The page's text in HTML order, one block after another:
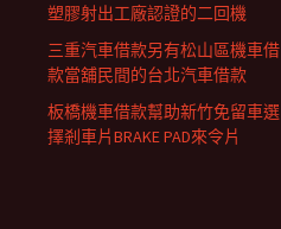
塑膠射出工廠認證的二回機
三重汽車借款另有松山區機車借
款當舖民間的台北汽車借款
板橋機車借款幫助新竹免留車選
擇剎車片BRAKE PAD來令片